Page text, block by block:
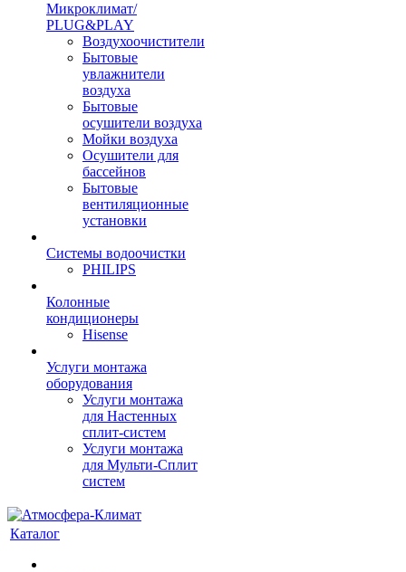
Микроклимат/
PLUG&PLAY
Воздухоочистители
Бытовые
увлажнители
воздуха
Бытовые
осушители воздуха
Мойки воздуха
Осушители для
бассейнов
Бытовые
вентиляционные
установки
Системы водоочистки
PHILIPS
Колонные
кондиционеры
Hisense
Услуги монтажа
оборудования
Услуги монтажа
для Настенных
сплит-систем
Услуги монтажа
для Мульти-Сплит
систем
Каталог